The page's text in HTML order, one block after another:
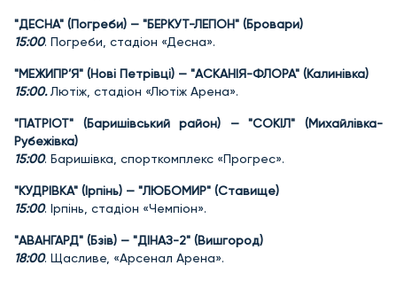
"ДЕСНА" (Погреби) — "БЕРКУТ-ЛЕГІОН" (Бровари)
15:00. Погреби, стадіон «Десна».
"МЕЖИГІР’Я" (Нові Петрівці) — "АСКАНІЯ-ФЛОРА" (Калинівка)
15:00.Лютіж, стадіон «Лютіж Арена».
"ПАТРІОТ" (Баришівський район) — "СОКІЛ" (Михайлівка-
Рубежівка)
15:00. Баришівка, спорткомплекс «Прогрес».
"КУДРІВКА" (Ірпінь) — "ЛЮБОМИР" (Ставище)
15:00. Ірпінь, стадіон «Чемпіон».
"АВАНГАРД" (Бзів) — "ДІНАЗ-2" (Вишгород)
18:00. Щасливе, «Арсенал Арена».